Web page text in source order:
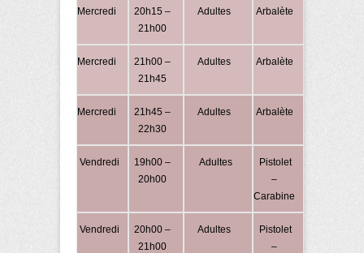
Mercredi
20h15 –
21h00
Adultes Arbalète
Mercredi
21h00 –
21h45
Adultes Arbalète
Mercredi
21h45 –
22h30
Adultes Arbalète
Vendredi
19h00 –
20h00
Adultes
Pistolet
–
Carabine
Vendredi
20h00 –
21h00
Adultes
Pistolet
–